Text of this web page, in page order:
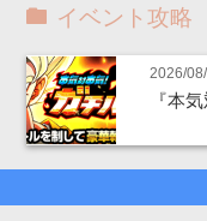
イベント攻略
2026/
『本